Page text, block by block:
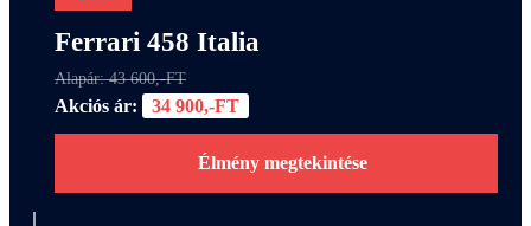
Ferrari 458 Italia
Alapár: 43 600,-FT
Akciós ár: 34 900,-FT
Élmény megtekintése